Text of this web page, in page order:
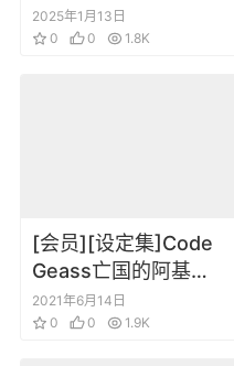
WORKS EXTRA
Luminous
2025年1月13日
0
0 1.8K
[会员][设定集]Code
Geass亡国的阿基德
角色机体设定原画合
集
2021年6月14日
0
0 1.9K